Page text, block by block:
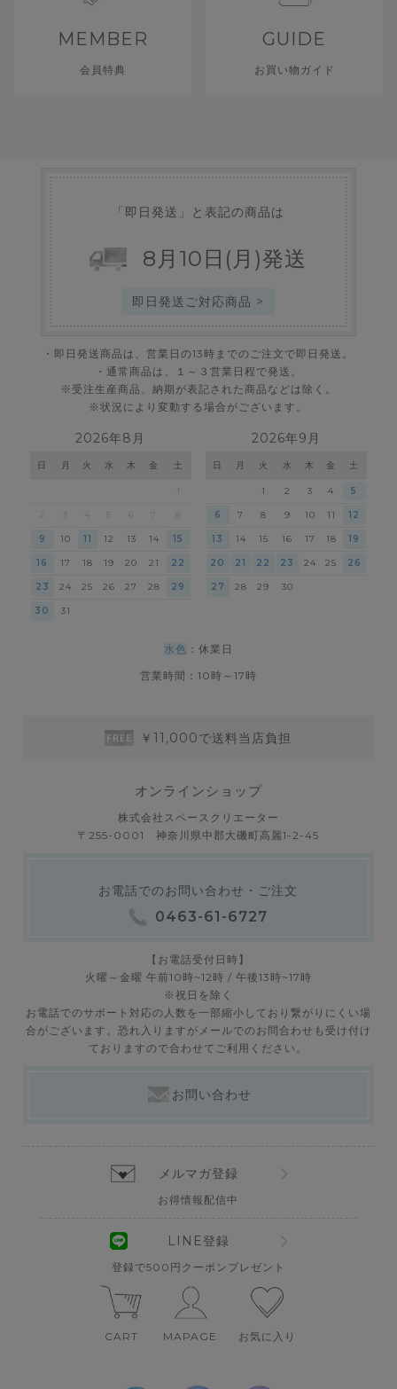
MEMBER
会員特典
GUIDE
お買い物ガイド
「即日発送」と表記の商品は
8 月 10 日 (月)発送
即日発送ご対応商品 >
・即日発送商品は、営業日の13時までのご注文で即日発送。
・通常商品は、１～３営業日程で発送。
※受注生産商品、納期が表記された商品などは除く。
※状況により変動する場合がございます。
2026年8月
日 月 火 水 木 金 土
4 7 8
9 10 11 12 13 14 15
16 17 18 19 20 21 22
23 24 25 26 27 28 29
30 31
2026年9月
日 月 火 水 木 金 土
1 2 3 4 5
6 7 8 9 10 11 12
13 14 15 16 17 18 19
20 21 22 23 24 25 26
27 28 29 30
水色 ：休業日
営業時間：10時～17時
￥11,000で送料当店負担
オンラインショップ
株式会社スペースクリエーター
〒255-0001 神奈川県中郡大磯町高麗1-2-45
お電話でのお問い合わせ・ご注文
0463-61-6727
【お電話受付日時】
火曜～金曜 午前10時~12時 / 午後13時~17時
※祝日を除く
お電話でのサポート対応の人数を一部縮小しており繋がりにくい場
合がございます。恐れ入りますがメールでのお問合わせも受け付け
ておりますので合わせてご利用ください。
お問い合わせ
メルマガ登録
お得情報配信中
LINE登録
登録で500円クーポンプレゼント
CART MAPAGE お気に入り